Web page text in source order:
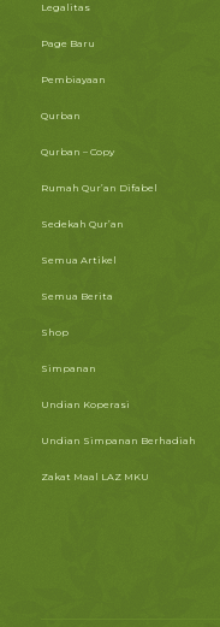
Legalitas
Page Baru
Pembiayaan
Qurban
Qurban – Copy
Rumah Qur’an Difabel
Sedekah Qur’an
Semua Artikel
Semua Berita
Shop
Simpanan
Undian Koperasi
Undian Simpanan Berhadiah
Zakat Maal LAZ MKU